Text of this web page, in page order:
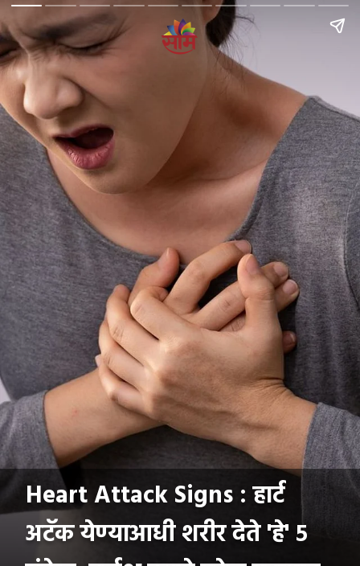
Heart Attack Signs : हार्ट
अटॅक येण्याआधी शरीर देते 'हे' ५